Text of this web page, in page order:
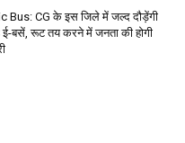
Bus: CG के इस जिले में जल्द दौड़ेंगी
बसें, रूट तय करने में जनता की होगी